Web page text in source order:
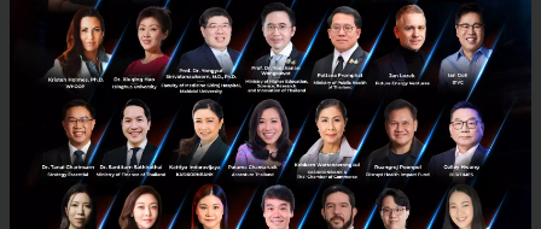
E-mail :contact@techsauce.co
Tel : 02-001-5375
Mobile : 06-4658-9500